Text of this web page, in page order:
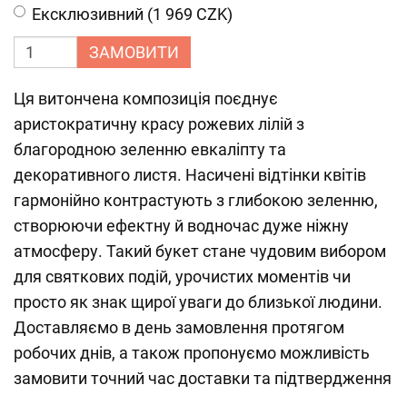
Ексклюзивний (1 969 CZK)
ЗАМОВИТИ
Ця витончена композиція поєднує
аристократичну красу рожевих лілій з
благородною зеленню евкаліпту та
декоративного листя. Насичені відтінки квітів
гармонійно контрастують з глибокою зеленню,
створюючи ефектну й водночас дуже ніжну
атмосферу. Такий букет стане чудовим вибором
для святкових подій, урочистих моментів чи
просто як знак щирої уваги до близької людини.
Доставляємо в день замовлення протягом
робочих днів, а також пропонуємо можливість
замовити точний час доставки та підтвердження